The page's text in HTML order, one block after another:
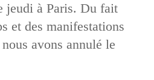
jeudi à Paris. Du fait
et des manifestations
avons annulé le